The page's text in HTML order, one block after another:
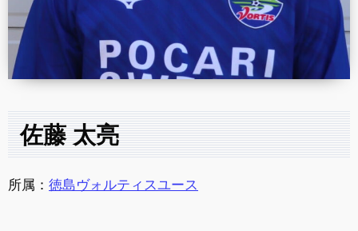
佐藤 太亮
所属： 徳島ヴォルティスユース